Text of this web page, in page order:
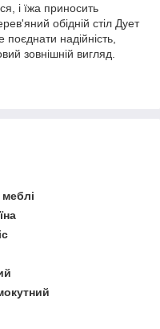
і їжа приносить
обідній стіл Дует
поєднати надійність,
зовнішній вигляд.
меблі